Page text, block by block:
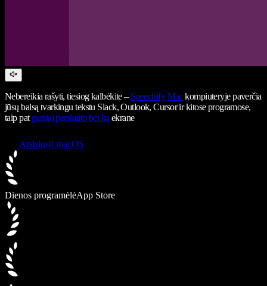
Nebereikia rašyti, tiesiog kalbėkite – Speechify Mackompiuteryje paverčia
jūsų balsą tvarkingu tekstu Slack, Outlook, Cursor ir kitose programose,
taip pat garsiai perskaito bet ką ekrane
Atsisiųsti macOS
Dienos programėlėApp Store